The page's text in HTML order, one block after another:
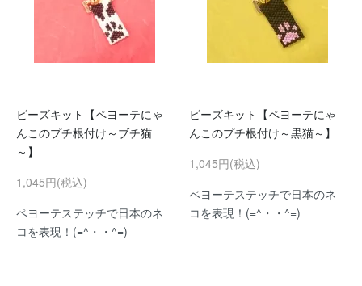
ビーズキット【ペヨーテにゃ
んこのプチ根付け～ブチ猫
～】
1,045円(税込)
ペヨーテステッチで日本のネ
コを表現！(=^・・^=)
ビーズキット【ペヨーテにゃ
んこのプチ根付け～黒猫～】
1,045円(税込)
ペヨーテステッチで日本のネ
コを表現！(=^・・^=)